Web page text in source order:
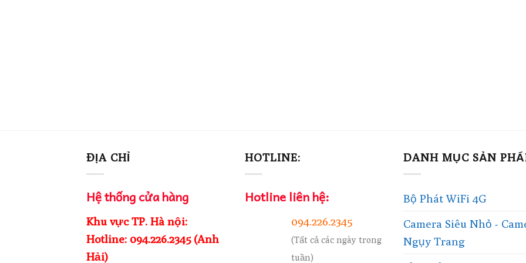
ĐỊA CHỈ
Hệ thống cửa hàng
Khu vực TP. Hà nội:
Hotline: 094.226.2345 (Anh
Hải)
HOTLINE:
Hotline liên hệ:
094.226.2345
(Tất cả các ngày trong
tuần)
DANH MỤC SẢN
Bộ Phát WiFi 4G
Camera Siêu Nhỏ -
Ngụy Trang